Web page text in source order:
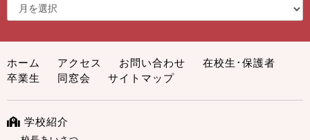
ホーム アクセス お問い合わせ
在校生･保護者
卒業生
同窓会 サイトマップ
学校紹介